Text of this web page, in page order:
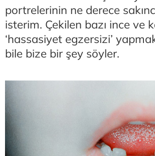
portrelerinin ne derece
isterim. Çekilen bazı ince ve
‘hassasiyet egzersizi’
bile bize bir şey söyler.